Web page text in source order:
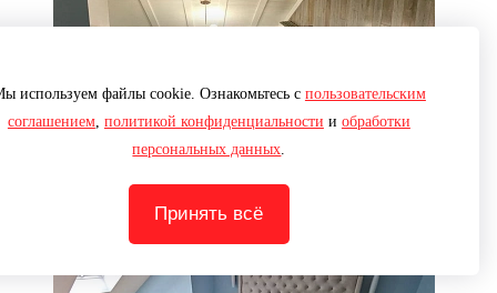
используем файлы cookie. Ознакомьтесь с пользовательским
соглашением, политикой конфиденциальности и обработки
персональных данных
Принять всё